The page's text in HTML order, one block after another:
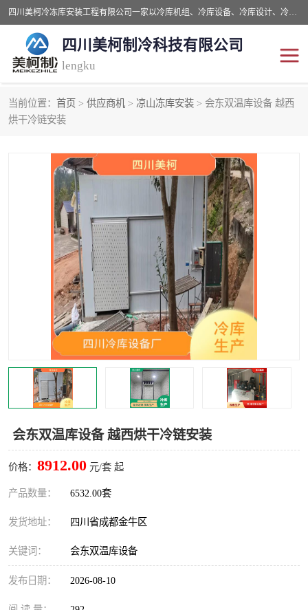
四川美柯冷冻库安装工程有限公司一家以冷库机组、冷库设备、冷库设计、冷冻库设备销售、冷库安装、冻库安装价格及技术服务为一体的综合企业，咨询热线：同等设备材料优惠10% 。公司各种类型安装组合式冷库、冷冻库、冷藏库、气调保鲜库、并提供成套设备供应、安装与调试、维护与维修、技术咨询、操作维修人员技术培训等
四川美柯制冷科技有限公司
lengku
当前位置： 首页 > 供应商机 > 凉山冻库安装 > 会东双温库设备 越西
烘干冷链安装
会东双温库设备 越西烘干冷链安装
价格： 8912.00 元/套 起
产品数量： 6532.00套
发货地址： 四川省成都金牛区
关键词： 会东双温库设备
发布日期： 2026-08-10
冷库安装，冷库价格
成都冻库，成都冻库价格 绵阳冻库,绵阳保鲜冷库
德阳冻库安装，德阳冷库 广元冻库安装,广元冻库造
价
南充冻库设计,南充冻库安 遂宁冻库
资阳冻库，资阳冻库安装 泸州冻库，泸州冷库
乐山冻库,乐山保鲜冷库 自贡冻库组装
雅安冷库,雅安冻库 攀枝花冻库
烘干冷链 冻库安装，小型冻库造价
内江冷库，内江冻库 宜宾冷库，宜宾冻库设备